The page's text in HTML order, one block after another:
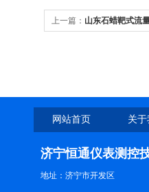
上一篇： 山东石蜡靶式流
网站首页 关
济宁恒通仪表测控
地址：济宁市开发区